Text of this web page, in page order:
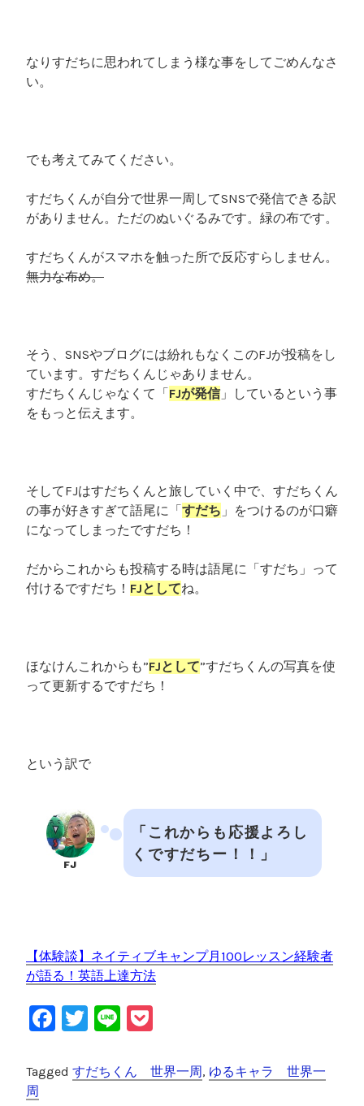
なりすだちに思われてしまう様な事をしてごめんなさ
い。
でも考えてみてください。
すだちくんが自分で世界一周してSNSで発信できる訳
がありません。ただのぬいぐるみです。緑の布です。
すだちくんがスマホを触った所で反応すらしません。
無力な布め。
そう、SNSやブログには紛れもなくこのFJが投稿をし
ています。すだちくんじゃありません。
すだちくんじゃなくて「 FJが発信」しているという事
をもっと伝えます。
そしてFJはすだちくんと旅していく中で、すだちくん
の事が好きすぎて語尾に「 すだち 」をつけるのが口癖
になってしまったですだち！
だからこれからも投稿する時は語尾に「すだち」って
付けるですだち！ FJとしてね。
ほなけんこれからも”FJとして”すだちくんの写真を使
って更新するですだち！
という訳で
FJ
「これからも応援よろし
くですだちー！！」
【体験談】ネイティブキャンプ月100レッスン経験者
が語る！英語上達方法
F
c
T
tt
Li
e
c
Tagged すだちくん 世界一周 , ゆるキャラ 世界一
周